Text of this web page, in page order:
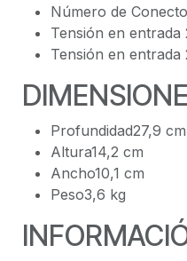
Número de
Tensión en entrada
Tensión en entrada
Profundidad27,9 cm
Altura14,2 cm
Ancho10,1 cm
Peso3,6 kg